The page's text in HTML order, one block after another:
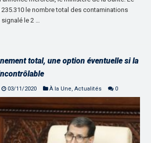
le nombre total des contaminations
le 2 …
total, une option éventuelle si la
03/11/2020 À la Une,Actualités 0